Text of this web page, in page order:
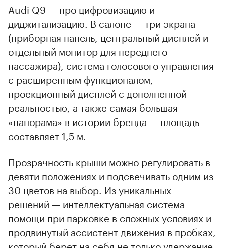
Audi Q9 — про цифровизацию и
диджитализацию. В салоне — три экрана
(приборная панель, центральный дисплей и
отдельный монитор для переднего
пассажира), система голосового управления
с расширенным функционалом,
проекционный дисплей с дополненной
реальностью, а также самая большая
«панорама» в истории бренда — площадь
составляет 1,5 м.
Прозрачность крыши можно регулировать в
девяти положениях и подсвечивать одним из
30 цветов на выбор. Из уникальных
решений — интеллектуальная система
помощи при парковке в сложных условиях и
продвинутый ассистент движения в пробках,